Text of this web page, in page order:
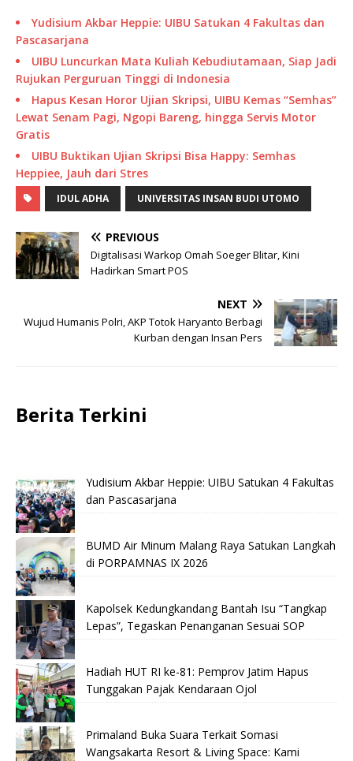
Yudisium Akbar Heppie: UIBU Satukan 4 Fakultas dan
Pascasarjana
UIBU Luncurkan Mata Kuliah Kebudiutamaan, Siap Jadi
Rujukan Perguruan Tinggi di Indonesia
Hapus Kesan Horor Ujian Skripsi, UIBU Kemas “Semhas”
Lewat Senam Pagi, Ngopi Bareng, hingga Servis Motor
Gratis
UIBU Buktikan Ujian Skripsi Bisa Happy: Semhas
Heppiee, Jauh dari Stres
IDUL ADHA UNIVERSITAS INSAN BUDI UTOMO
PREVIOUS
Digitalisasi Warkop Omah Soeger Blitar, Kini
Hadirkan Smart POS
NEXT
Wujud Humanis Polri, AKP Totok Haryanto Berbagi
Kurban dengan Insan Pers
Berita Terkini
Yudisium Akbar Heppie: UIBU Satukan 4 Fakultas
dan Pascasarjana
BUMD Air Minum Malang Raya Satukan Langkah
di PORPAMNAS IX 2026
Kapolsek Kedungkandang Bantah Isu “Tangkap
Lepas”, Tegaskan Penanganan Sesuai SOP
Hadiah HUT RI ke-81: Pemprov Jatim Hapus
Tunggakan Pajak Kendaraan Ojol
Primaland Buka Suara Terkait Somasi
Wangsakarta Resort & Living Space: Kami